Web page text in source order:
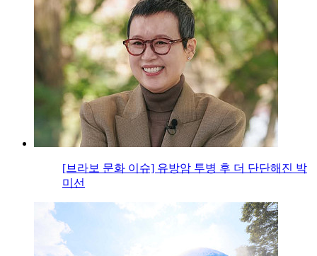
[브라보 문화 이슈] 유방암 투병 후 더 단단해진 박
미선